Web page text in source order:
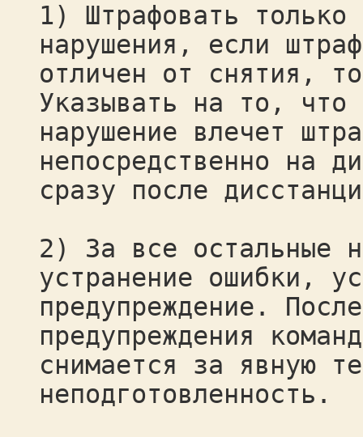
1) Штрафовать
нарушения, если штраф
отличен от снятия,
Указывать на то, что
нарушение влечет
непосредственно на
сразу после
2) За все остальные
устранение ошибки,
предупреждение.
предупреждения
снимается за явную
неподготовленность.